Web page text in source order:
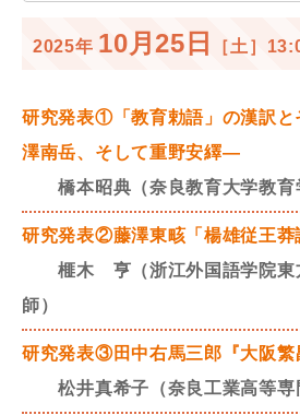
2025年 10月25日 ［土］
研究発表①「教育勅語」の漢訳
澤南岳、そして重野安繹―
橋本昭典（奈良教育大学教育
研究発表②藤澤東畡「楊雄従王莽
榧木 亨（浙江外国語学院東
師）
研究発表③田中右馬三郎『大阪繁
松井真希子（奈良工業高等専